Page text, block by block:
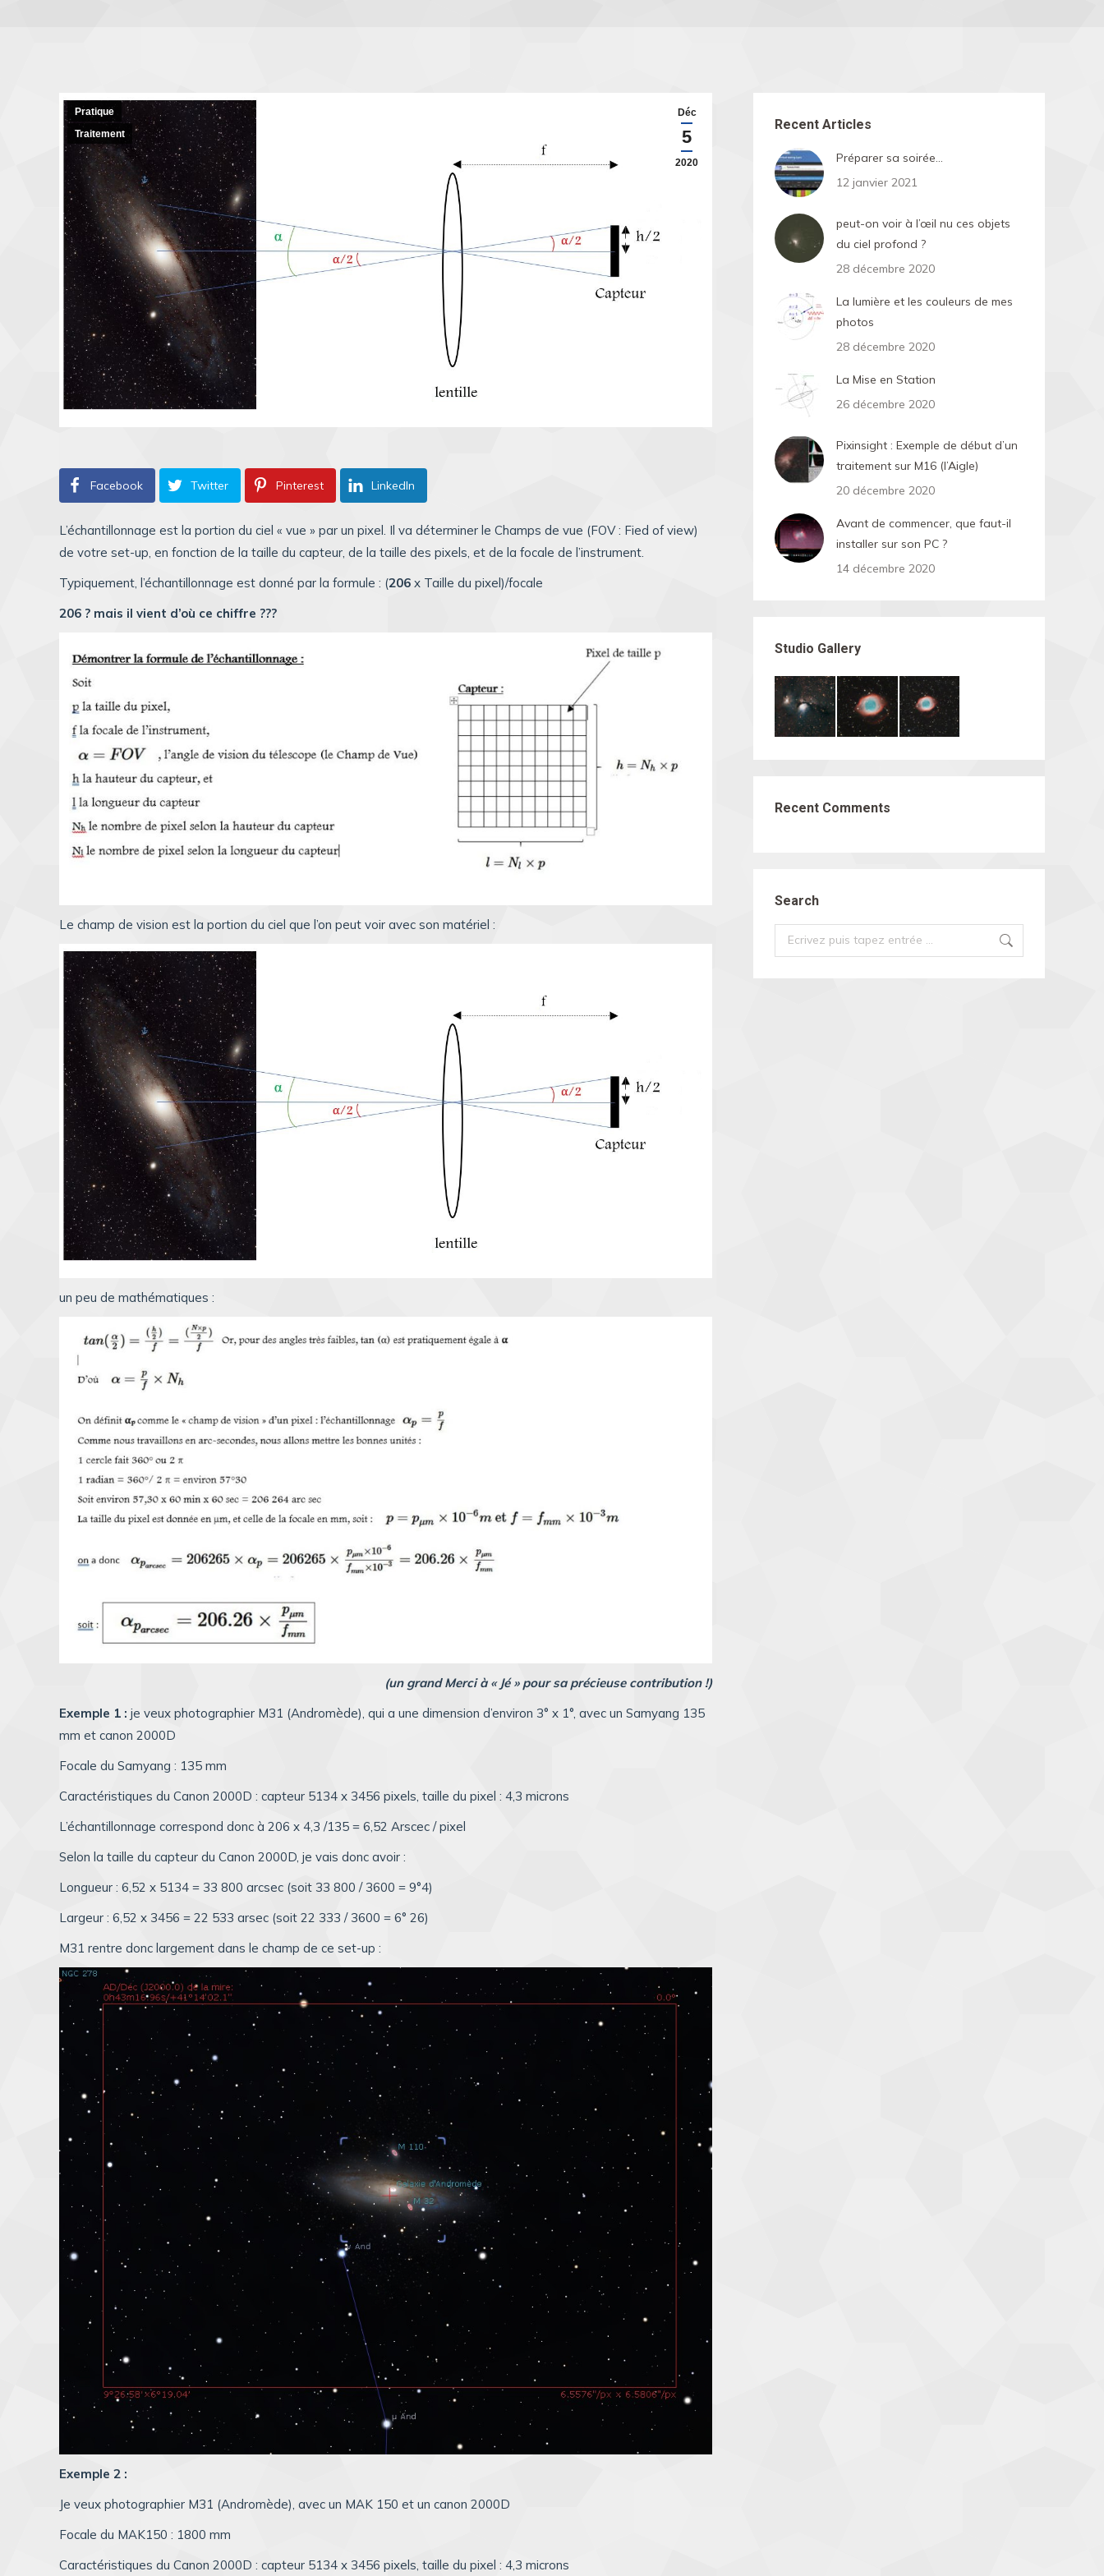
Déc
5
2020
Pratique
Traitement
Facebook Twitter Pinterest LinkedIn
L’échantillonnage est la portion du ciel « vue » par un pixel. Il va déterminer le Champs de vue (FOV : Fied of view)
de votre set-up, en fonction de la taille du capteur, de la taille des pixels, et de la focale de l’instrument.
Typiquement, l’échantillonnage est donné par la formule : (206 x Taille du pixel)/focale
206 ? mais il vient d’où ce chiffre ???
Le champ de vision est la portion du ciel que l’on peut voir avec son matériel :
un peu de mathématiques :
(un grand Merci à « Jé » pour sa précieuse contribution !)
Exemple 1 : je veux photographier M31 (Andromède), qui a une dimension d’environ 3° x 1°, avec un Samyang 135
mm et canon 2000D
Focale du Samyang : 135 mm
Caractéristiques du Canon 2000D : capteur 5134 x 3456 pixels, taille du pixel : 4,3 microns
L’échantillonnage correspond donc à 206 x 4,3 /135 = 6,52 Arscec / pixel
Selon la taille du capteur du Canon 2000D, je vais donc avoir :
Longueur : 6,52 x 5134 = 33 800 arcsec (soit 33 800 / 3600 = 9°4)
Largeur : 6,52 x 3456 = 22 533 arsec (soit 22 333 / 3600 = 6° 26)
M31 rentre donc largement dans le champ de ce set-up :
Exemple 2 :
Je veux photographier M31 (Andromède), avec un MAK 150 et un canon 2000D
Focale du MAK150 : 1800 mm
Caractéristiques du Canon 2000D : capteur 5134 x 3456 pixels, taille du pixel : 4,3 microns
Recent Articles
Préparer sa soirée…
12 janvier 2021
peut-on voir à l’œil nu ces objets
du ciel profond ?
28 décembre 2020
La lumière et les couleurs de mes
photos
28 décembre 2020
La Mise en Station
26 décembre 2020
Pixinsight : Exemple de début d’un
traitement sur M16 (l’Aigle)
20 décembre 2020
Avant de commencer, que faut-il
installer sur son PC ?
14 décembre 2020
Studio Gallery
Recent Comments
Search
Search: